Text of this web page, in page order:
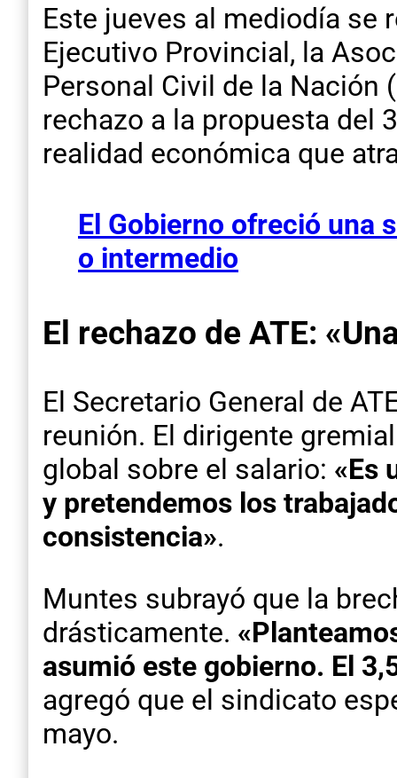
Este jueves al mediodía se
Ejecutivo Provincial, la
Personal Civil de la Nación
rechazo a la propuesta del
realidad económica que
El Gobierno ofreció una
o intermedio
El rechazo de ATE:
El Secretario General de
reunión. El dirigente
global sobre el salario: «Es
y pretendemos los
consistencia».
Muntes subrayó que la
drásticamente.
asumió este gobierno. El
agregó que el sindicato
mayo.